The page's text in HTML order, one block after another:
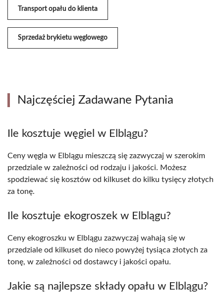
Transport opału do klienta
Sprzedaż brykietu węglowego
Najczęściej Zadawane Pytania
Ile kosztuje węgiel w Elblągu?
Ceny węgla w Elblągu mieszczą się zazwyczaj w szerokim
przedziale w zależności od rodzaju i jakości. Możesz
spodziewać się kosztów od kilkuset do kilku tysięcy złotych
za tonę.
Ile kosztuje ekogroszek w Elblągu?
Ceny ekogroszku w Elblągu zazwyczaj wahają się w
przedziale od kilkuset do nieco powyżej tysiąca złotych za
tonę, w zależności od dostawcy i jakości opału.
Jakie są najlepsze składy opału w Elblągu?